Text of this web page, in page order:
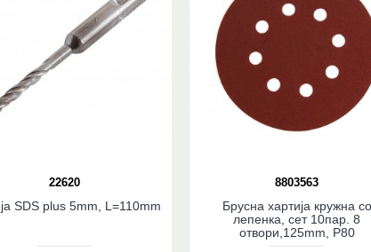
22620
SDS plus 5mm, L=110mm
8803563
Брусна хартија кружна со
лепенка, сет 10пар. 8
отвори,125mm, P80